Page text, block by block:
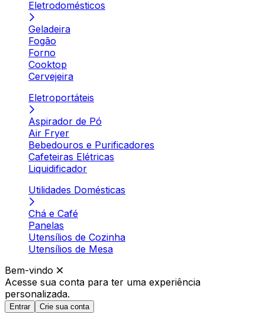
Eletrodomésticos
Geladeira
Fogão
Forno
Cooktop
Cervejeira
Eletroportáteis
Aspirador de Pó
Air Fryer
Bebedouros e Purificadores
Cafeteiras Elétricas
Liquidificador
Utilidades Domésticas
Chá e Café
Panelas
Utensílios de Cozinha
Utensílios de Mesa
Bem-vindo
Acesse sua conta para ter uma experiência
personalizada.
Entrar Crie sua conta